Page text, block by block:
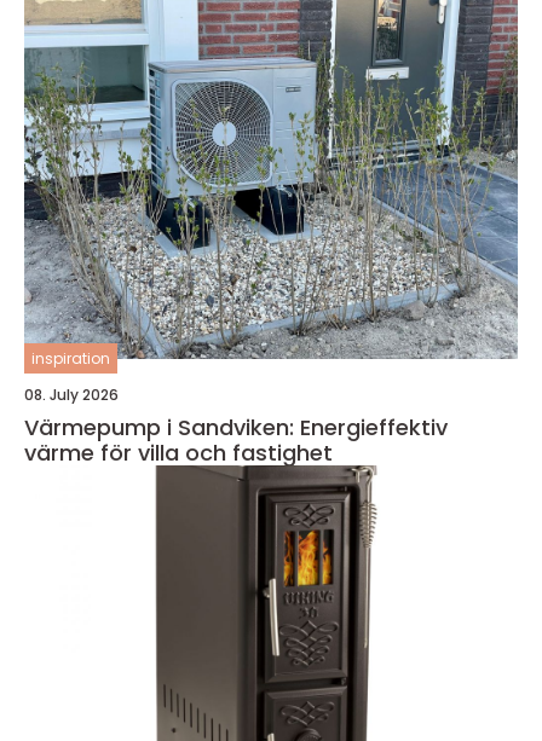
inspiration
08. July 2026
Värmepump i Sandviken: Energieffektiv
värme för villa och fastighet